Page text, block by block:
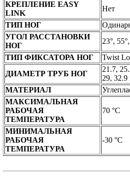
КРЕПЛЕНИЕ EASY
LINK
Нет
ТИП НОГ
УГОЛ РАССТАНОВКИ
НОГ
23°,
ТИП ФИКСАТОРА НОГ
Twist
ДИАМЕТР ТРУБ НОГ
21.7,
29, 32.9
МАТЕРИАЛ
МАКСИМАЛЬНАЯ
РАБОЧАЯ
ТЕМПЕРАТУРА
70 °C
МИНИМАЛЬНАЯ
РАБОЧАЯ
ТЕМПЕРАТУРА
-30 °C